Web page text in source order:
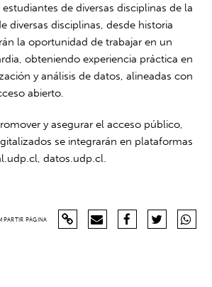
de diversas disciplinas de la
diversas disciplinas, desde historia
la oportunidad de trabajar en un
obteniendo experiencia práctica en
y análisis de datos, alineadas con
abierto.
y asegurar el acceso público,
se integrarán en plataformas
,datos.udp.cl.
PÁGINA